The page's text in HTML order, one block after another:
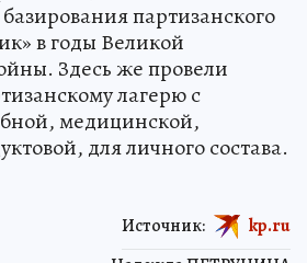
партизанского
в годы Великой
Здесь же провели
лагерю с
медицинской,
для личного состава.
Источник: kp.ru